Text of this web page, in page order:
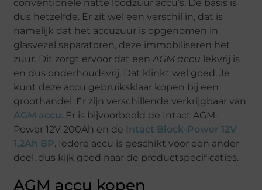
conventionele natte loodzuur accu’s. De basis is
dus hetzelfde. Er zit wel een verschil in, dat is
namelijk dat het accuzuur is opgenomen in
glasvezel separatoren, deze immobiliseren het
zuur. Dit zorgt ervoor dat eenAGM accu lekvrij is
en dus onderhoudsvrij. Dat klinkt wel goed. Je
kunt deze accu gebruiksklaar kopen bij een
groothandel. Er zijn verschillende verkrijgbaar van
AGM accu. Er is bijvoorbeeld de Intact AGM-
Power 12V 200Ah en de Intact Block-Power 12V
1,2Ah BP. Iedere accu is geschikt voor een ander
doel, dus kijk goed naar de productspecificaties.
AGM accu kopen